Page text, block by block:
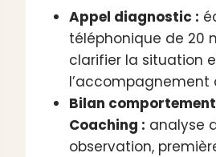
Appel diagnostic :
téléphonique de 20
clarifier la situation
l’accompagnement
Bilan
Coaching : analyse
observation,